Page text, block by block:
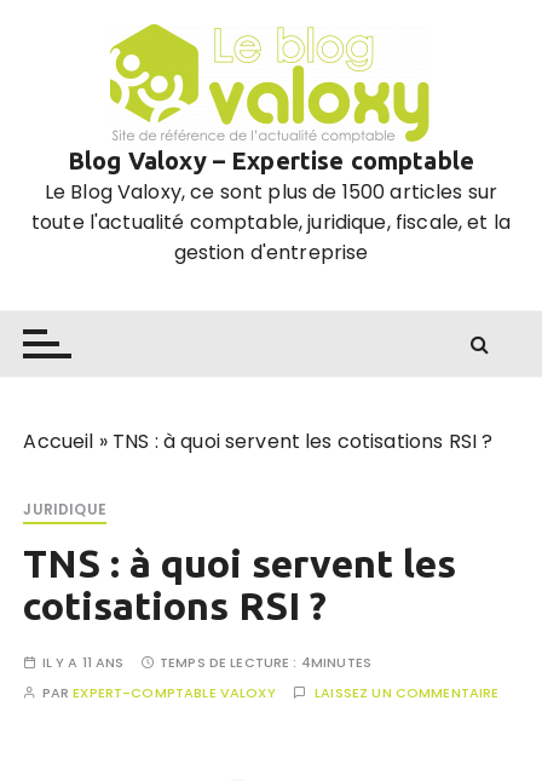
Blog Valoxy – Expertise comptable
Le Blog Valoxy, ce sont plus de 1500 articles sur
toute l'actualité comptable, juridique, fiscale, et la
gestion d'entreprise
Accueil » TNS : à quoi servent les cotisations RSI ?
JURIDIQUE
TNS : à quoi servent les
cotisations RSI ?
IL Y A 11 ANS TEMPS DE LECTURE : 4MINUTES
PAREXPERT-COMPTABLE VALOXY LAISSEZ UN COMMENTAIRE